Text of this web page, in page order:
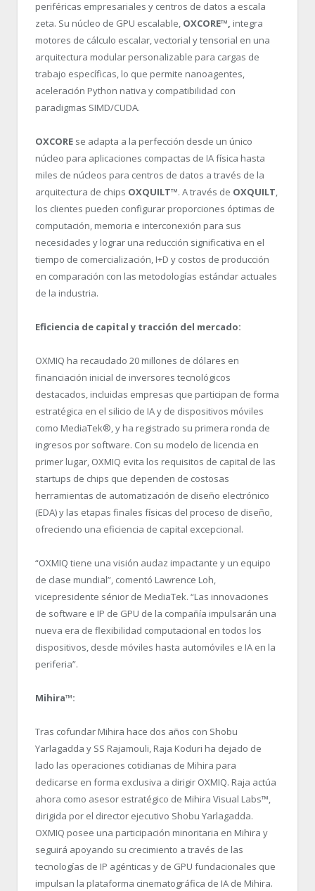
periféricas empresariales y centros de datos a escala
zeta. Su núcleo de GPU escalable, OXCORE™, integra
motores de cálculo escalar, vectorial y tensorial en una
arquitectura modular personalizable para cargas de
trabajo específicas, lo que permite nanoagentes,
aceleración Python nativa y compatibilidad con
paradigmas SIMD/CUDA.
OXCORE se adapta a la perfección desde un único
núcleo para aplicaciones compactas de IA física hasta
miles de núcleos para centros de datos a través de la
arquitectura de chips OXQUILT™. A través de OXQUILT,
los clientes pueden configurar proporciones óptimas de
computación, memoria e interconexión para sus
necesidades y lograr una reducción significativa en el
tiempo de comercialización, I+D y costos de producción
en comparación con las metodologías estándar actuales
de la industria.
Eficiencia de capital y tracción del mercado:
OXMIQ ha recaudado 20 millones de dólares en
financiación inicial de inversores tecnológicos
destacados, incluidas empresas que participan de forma
estratégica en el silicio de IA y de dispositivos móviles
como MediaTek®, y ha registrado su primera ronda de
ingresos por software. Con su modelo de licencia en
primer lugar, OXMIQ evita los requisitos de capital de las
startups de chips que dependen de costosas
herramientas de automatización de diseño electrónico
(EDA) y las etapas finales físicas del proceso de diseño,
ofreciendo una eficiencia de capital excepcional.
“OXMIQ tiene una visión audaz impactante y un equipo
de clase mundial”, comentó Lawrence Loh,
vicepresidente sénior de MediaTek. “Las innovaciones
de software e IP de GPU de la compañía impulsarán una
nueva era de flexibilidad computacional en todos los
dispositivos, desde móviles hasta automóviles e IA en la
periferia”.
Mihira™:
Tras cofundar Mihira hace dos años con Shobu
Yarlagadda y SS Rajamouli, Raja Koduri ha dejado de
lado las operaciones cotidianas de Mihira para
dedicarse en forma exclusiva a dirigir OXMIQ. Raja actúa
ahora como asesor estratégico de Mihira Visual Labs™,
dirigida por el director ejecutivo Shobu Yarlagadda.
OXMIQ posee una participación minoritaria en Mihira y
seguirá apoyando su crecimiento a través de las
tecnologías de IP agénticas y de GPU fundacionales que
impulsan la plataforma cinematográfica de IA de Mihira.